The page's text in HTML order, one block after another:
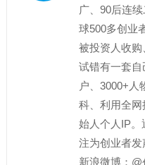
广、90后连
球500多创业
被投资人收
试错有一套自
户、3000+人
科、利用全网
始人个人IP。
注为创业者发
新浪微博：@